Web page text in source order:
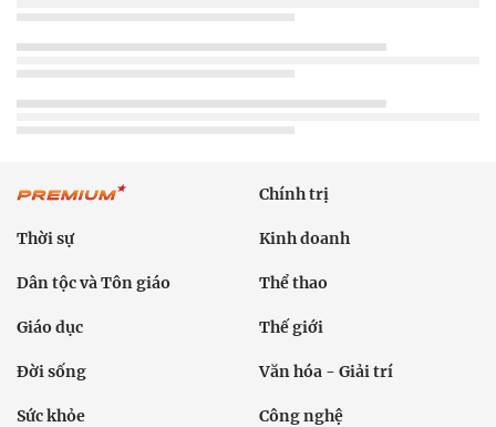
Chính trị
Thời sự Kinh doanh
Dân tộc và Tôn giáo Thể thao
Giáo dục Thế giới
Đời sống Văn hóa - Giải trí
Sức khỏe Công nghệ